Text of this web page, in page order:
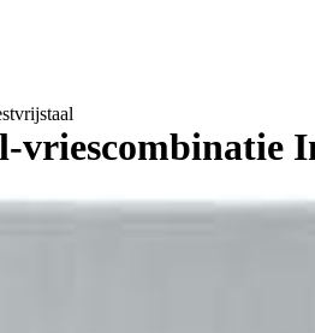
vriescombinatie